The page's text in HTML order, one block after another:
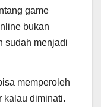
game
bukan
sudah menjadi
memperoleh
kalau diminati.